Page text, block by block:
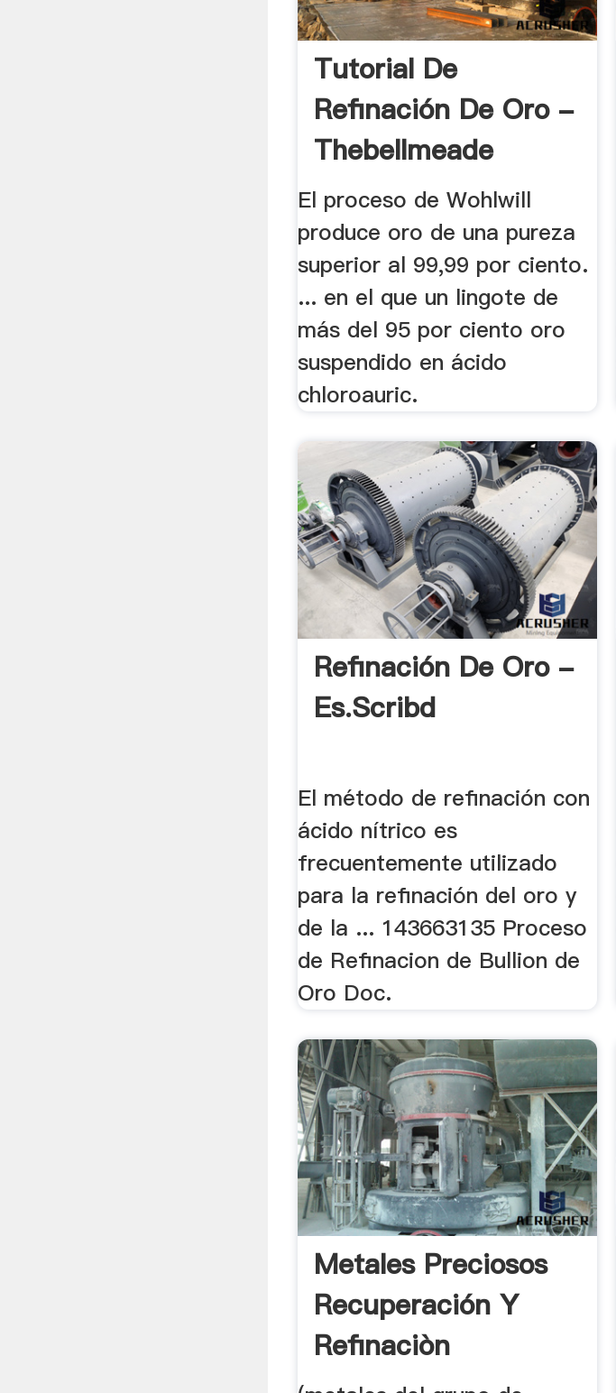
Tutorial De
Refinación De Oro -
Thebellmeade
El proceso de Wohlwill
produce oro de una pureza
superior al 99,99 por ciento.
... en el que un lingote de
más del 95 por ciento oro
suspendido en ácido
chloroauric.
Refinación De Oro -
Es.scribd
El método de refinación con
ácido nítrico es
frecuentemente utilizado
para la refinación del oro y
de la ... 143663135 Proceso
de Refinacion de Bullion de
Oro Doc.
Metales Preciosos
Recuperación Y
Refinaciòn